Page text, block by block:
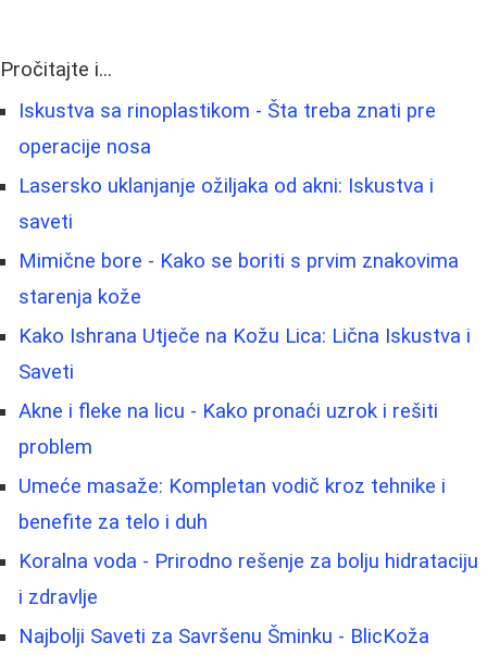
Pročitajte i...
Iskustva sa rinoplastikom - Šta treba znati pre
operacije nosa
Lasersko uklanjanje ožiljaka od akni: Iskustva i
saveti
Mimične bore - Kako se boriti s prvim znakovima
starenja kože
Kako Ishrana Utječe na Kožu Lica: Lična Iskustva i
Saveti
Akne i fleke na licu - Kako pronaći uzrok i rešiti
problem
Umeće masaže: Kompletan vodič kroz tehnike i
benefite za telo i duh
Koralna voda - Prirodno rešenje za bolju hidrataciju
i zdravlje
Najbolji Saveti za Savršenu Šminku - BlicKoža